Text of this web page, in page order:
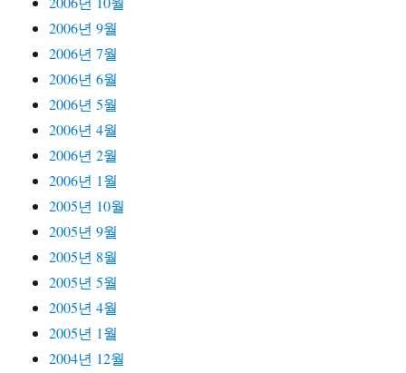
2006년 9월
2006년 7월
2006년 6월
2006년 5월
2006년 4월
2006년 2월
2006년 1월
2005년 10월
2005년 9월
2005년 8월
2005년 5월
2005년 4월
2005년 1월
2004년 12월